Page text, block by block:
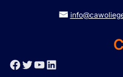
Facebook Twitter YouTube LinkedIn